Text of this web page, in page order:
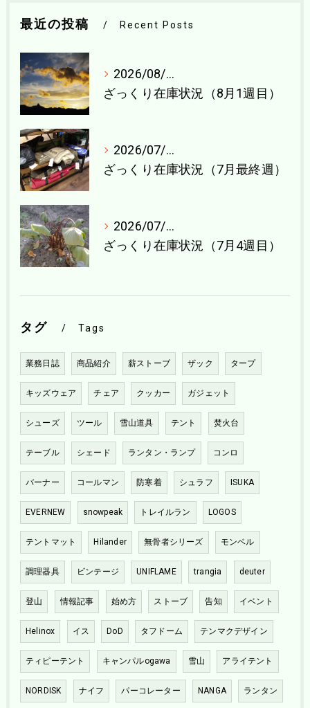
最近の投稿 Recent Posts
2026/08/04
ざっくり在庫状況（8月1週目）
2026/07/27
ざっくり在庫状況（7月最終週）
2026/07/21
ざっくり在庫状況（7月4週目）
タグ Tags
業務日誌 商品紹介 薪ストーブ ザック タープ
キッズウェア チェア クッカー ガジェット
シューズ ツール 雪山道具 テント 焚火台
テーブル シェード ランタン・ランプ コンロ
バーナー コールマン 防寒着 シュラフ ISUKA
EVERNEW snowpeak トレイルラン LOGOS
テントマット Hilander 無骨者シリーズ モンベル
調理器具 ビンテージ UNIFLAME trangia deuter
登山 情報記事 始め方 ストーブ 告知 イベント
Helinox イス DoD タフドーム テンマクデザイン
ティピーテント キャンパルogawa 雪山 アライテント
NORDISK ナイフ パーコレーター NANGA ランタン